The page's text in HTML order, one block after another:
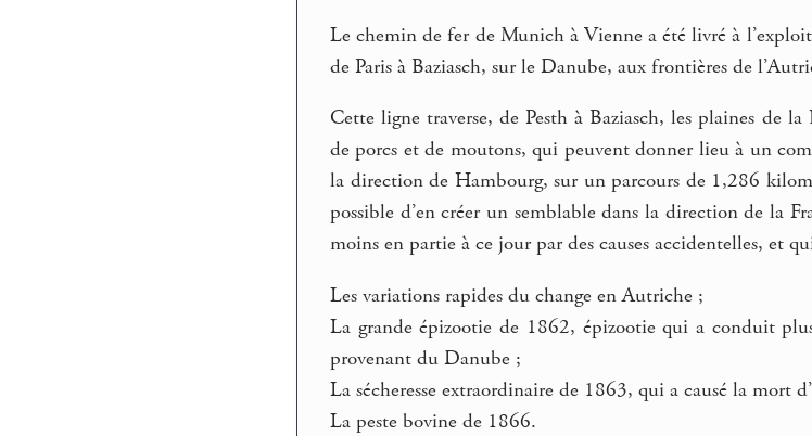
Le chemin de fer de Munich à Vienne a été livré à
de Paris à Baziasch, sur le Danube, aux frontières de
Cette ligne traverse, de Pesth à Baziasch, les plaines de
de porcs et de moutons, qui peuvent donner lieu à un
la direction de Hambourg, sur un parcours de 1,286
possible d’en créer un semblable dans la direction de la
moins en partie à ce jour par des causes accidentelles, et
Les variations rapides du change en Autriche ;
La grande épizootie de 1862, épizootie qui a conduit
provenant du Danube ;
La sécheresse extraordinaire de 1863, qui a causé la
La peste bovine de 1866.